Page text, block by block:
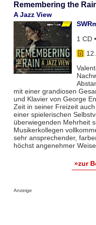
Remembering the
A Jazz View
1 CD
mit einer grandiosen
und Klavier von George
Zeit in seiner Freizeit
einer spielerischen
überwiegenden Mehrheit
Musikerkollegen
sehr ansprechender,
höchst angenehmer
»zur
Anzeige